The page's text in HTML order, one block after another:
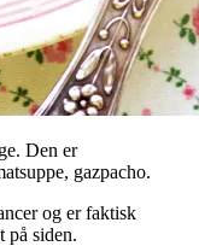
Den er
gazpacho.
og er faktisk
på siden.